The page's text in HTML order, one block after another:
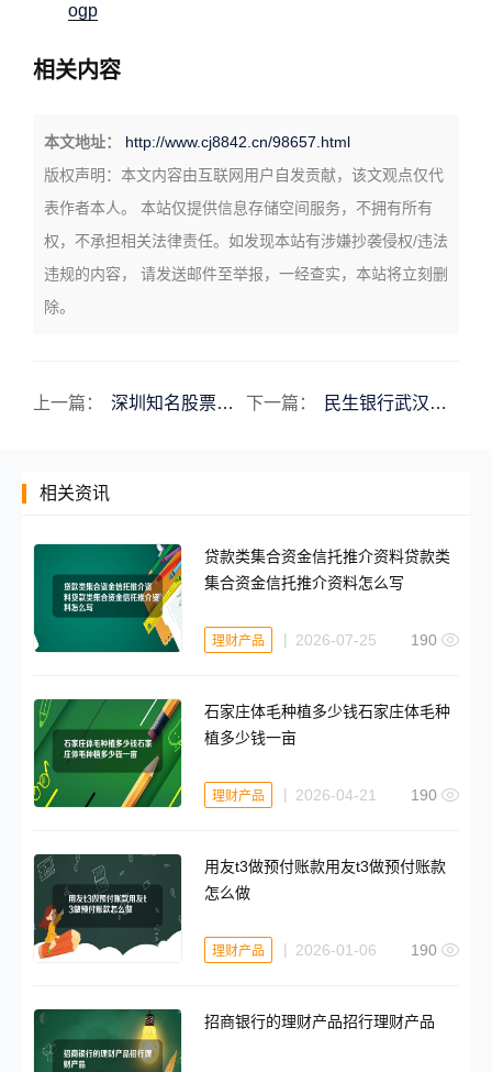
ogp
相关内容
本文地址：
http://www.cj8842.cn/98657.html
版权声明： 本文内容由互联网用户自发贡献，该文观点仅代
表作者本人。 本站仅提供信息存储空间服务，不拥有所有
权，不承担相关法律责任。如发现本站有涉嫌抄袭侵权/违法
违规的内容， 请发送邮件至举报，一经查实，本站将立刻删
除。
上一篇： 深圳知名股票知名的股票 下一篇： 民生银行武汉分行办公室主任民生银行武汉分行办公室主任是谁
相关资讯
贷款类集合资金信托推介资料贷款类
集合资金信托推介资料怎么写
理财产品 2026-07-25 190
石家庄体毛种植多少钱石家庄体毛种
植多少钱一亩
理财产品 2026-04-21 190
用友t3做预付账款用友t3做预付账款
怎么做
理财产品 2026-01-06 190
招商银行的理财产品招行理财产品